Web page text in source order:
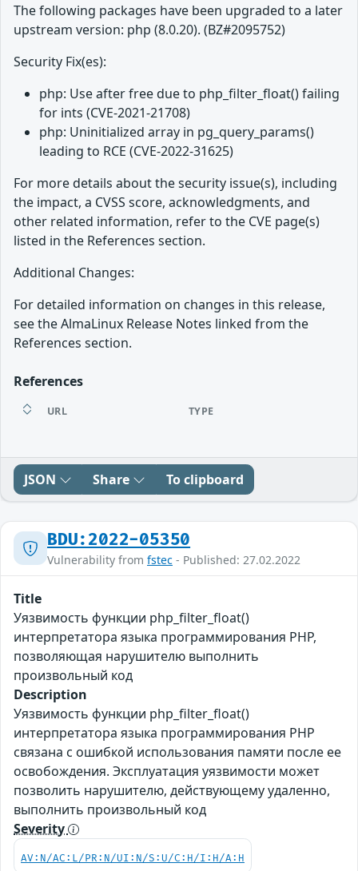
The following packages have been upgraded to a later
upstream version: php (8.0.20). (BZ#2095752)
Security Fix(es):
php: Use after free due to php_filter_float() failing
for ints (CVE-2021-21708)
php: Uninitialized array in pg_query_params()
leading to RCE (CVE-2022-31625)
For more details about the security issue(s), including
the impact, a CVSS score, acknowledgments, and
other related information, refer to the CVE page(s)
listed in the References section.
Additional Changes:
For detailed information on changes in this release,
see the AlmaLinux Release Notes linked from the
References section.
References
URL TYPE
JSON Share To clipboard
BDU:2022-05350
Vulnerability from fstec - Published: 27.02.2022
Title
Уязвимость функции php_filter_float()
интерпретатора языка программирования PHP,
позволяющая нарушителю выполнить
произвольный код
Description
Уязвимость функции php_filter_float()
интерпретатора языка программирования PHP
связана с ошибкой использования памяти после ее
освобождения. Эксплуатация уязвимости может
позволить нарушителю, действующему удаленно,
выполнить произвольный код
Severity
AV:N/AC:L/PR:N/UI:N/S:U/C:H/I:H/A:H